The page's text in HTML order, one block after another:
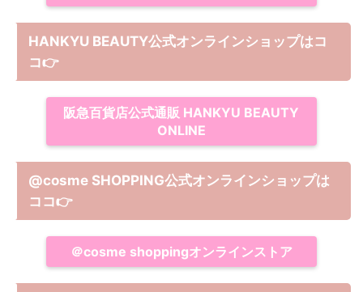
HANKYU BEAUTY公式オンラインショップはコ
コ👉
阪急百貨店公式通販 HANKYU BEAUTY
ONLINE
@cosme SHOPPING公式オンラインショップは
ココ👉
＠cosme shoppingオンラインストア